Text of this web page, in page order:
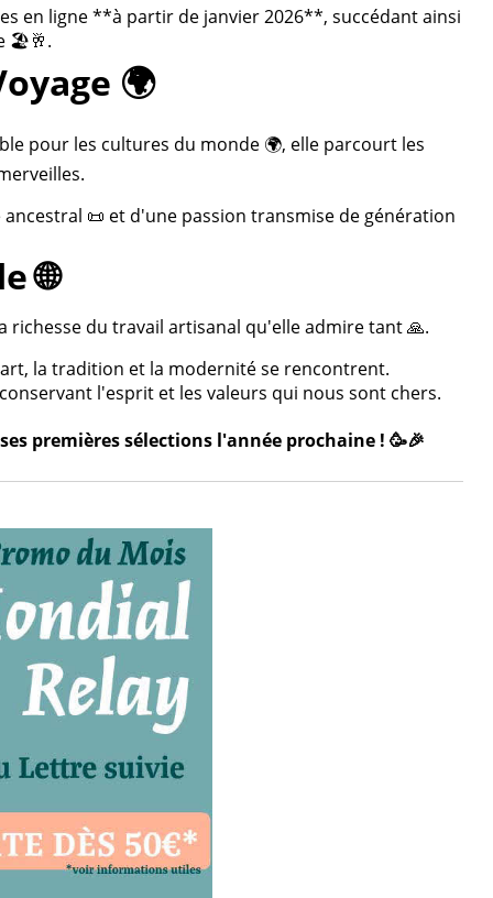
en ligne **à partir de janvier 2026**, succédant ainsi
🏖️🥂.
🌍
pour les cultures du monde 🌍, elle parcourt les
📜 et d'une passion transmise de génération
🌐
richesse du travail artisanal qu'elle admire tant 🙏.
la tradition et la modernité se rencontrent.
l'esprit et les valeurs qui nous sont chers.
premières sélections l'année prochaine ! 🥳🎉